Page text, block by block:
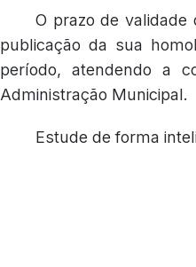
O prazo de
publicação da sua
período, atendendo a
Administração Municipal.
Estude de forma